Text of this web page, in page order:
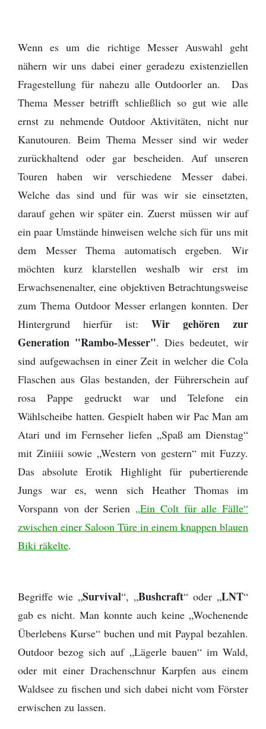
Wenn es um die richtige Messer Auswahl geht
nähern wir uns dabei einer geradezu existenziellen
Fragestellung für nahezu alle Outdoorler an. Das
Thema Messer betrifft schließlich so gut wie alle
ernst zu nehmende Outdoor Aktivitäten, nicht nur
Kanutouren. Beim Thema Messer sind wir weder
zurückhaltend oder gar bescheiden. Auf unseren
Touren haben wir verschiedene Messer dabei.
Welche das sind und für was wir sie einsetzten,
darauf gehen wir später ein. Zuerst müssen wir auf
ein paar Umstände hinweisen welche sich für uns mit
dem Messer Thema automatisch ergeben. Wir
möchten kurz klarstellen weshalb wir erst im
Erwachsenenalter, eine objektiven Betrachtungsweise
zum Thema Outdoor Messer erlangen konnten. Der
Hintergrund hierfür ist: Wir gehören zur
Generation "Rambo-Messer". Dies bedeutet, wir
sind aufgewachsen in einer Zeit in welcher die Cola
Flaschen aus Glas bestanden, der Führerschein auf
rosa Pappe gedruckt war und Telefone ein
Wählscheibe hatten. Gespielt haben wir Pac Man am
Atari und im Fernseher liefen „Spaß am Dienstag“
mit Ziniiii sowie „Western von gestern“ mit Fuzzy.
Das absolute Erotik Highlight für pubertierende
Jungs war es, wenn sich Heather Thomas im
Vorspann von der Serien „Ein Colt für alle Fälle“
zwischen einer Saloon Türe in einem knappen blauen
Biki räkelte.
Begriffe wie „Survival“, „Bushcraft“ oder „LNT“
gab es nicht. Man konnte auch keine „Wochenende
Überlebens Kurse“ buchen und mit Paypal bezahlen.
Outdoor bezog sich auf „Lägerle bauen“ im Wald,
oder mit einer Drachenschnur Karpfen aus einem
Waldsee zu fischen und sich dabei nicht vom Förster
erwischen zu lassen.
Provinz Östergötland
Provinz Småland
Provinz Blekinge
Provinz Skåne